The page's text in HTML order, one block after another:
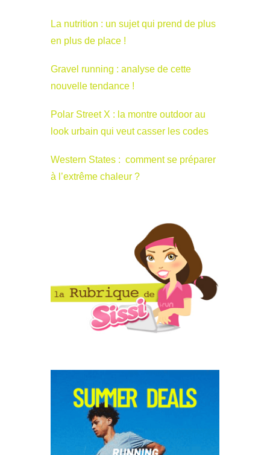
La nutrition : un sujet qui prend de plus
en plus de place !
Gravel running : analyse de cette
nouvelle tendance !
Polar Street X : la montre outdoor au
look urbain qui veut casser les codes
Western States : comment se préparer
à l’extrême chaleur ?